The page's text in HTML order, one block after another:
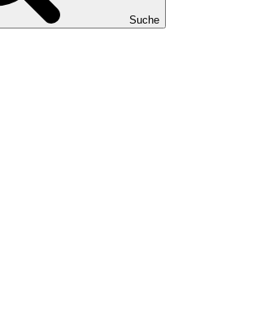
Suche